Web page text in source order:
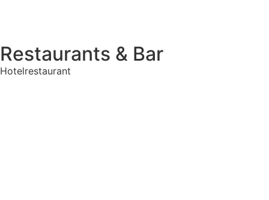
Restaurants & Bar
Hotelrestaurant